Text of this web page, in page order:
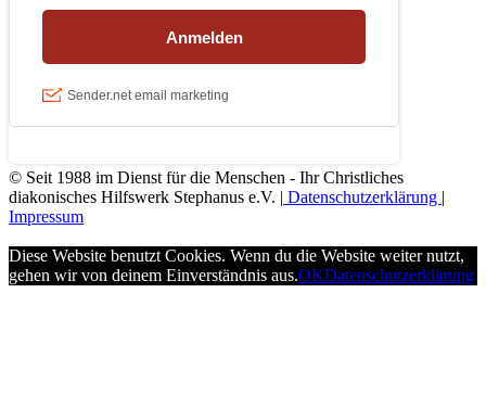
© Seit 1988 im Dienst für die Menschen - Ihr Christliches
diakonisches Hilfswerk Stephanus e.V. | Datenschutzerklärung |
Impressum
Diese Website benutzt Cookies. Wenn du die Website weiter nutzt,
gehen wir von deinem Einverständnis aus.OKDatenschutzerklärung